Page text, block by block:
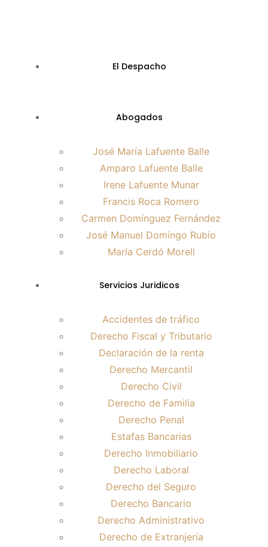
El Despacho
Abogados
José María Lafuente Balle
Amparo Lafuente Balle
Irene Lafuente Munar
Francis Roca Romero
Carmen Domínguez Fernández
José Manuel Domingo Rubio
María Cerdó Morell
Servicios Juridicos
Accidentes de tráfico
Derecho Fiscal y Tributario
Declaración de la renta
Derecho Mercantil
Derecho Civil
Derecho de Familia
Derecho Penal
Estafas Bancarias
Derecho Inmobiliario
Derecho Laboral
Derecho del Seguro
Derecho Bancario
Derecho Administrativo
Derecho de Extranjería